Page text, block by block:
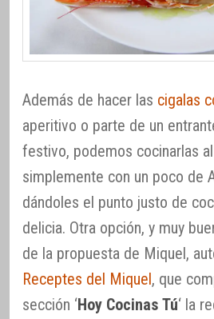
Además de hacer las cigalas
aperitivo o parte de un
festivo, podemos cocinarlas
simplemente con un poco de
dándoles el punto justo de
delicia. Otra opción, y muy
de la propuesta de Miquel,
Receptes del Miquel, que
sección ‘Hoy Cocinas Tú‘ la